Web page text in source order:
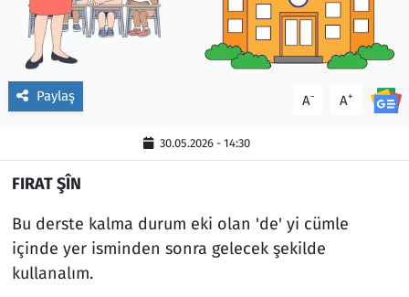
Paylaş A- A+
30.05.2026 - 14:30
FIRAT ŞÎN
Bu derste kalma durum eki olan 'de' yi cümle
içinde yer isminden sonra gelecek şekilde
kullanalım.